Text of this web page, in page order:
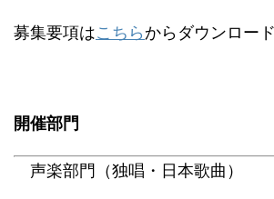
募集要項はこちらからダウンロー
開催部門
声楽部門（独唱・日本歌曲）